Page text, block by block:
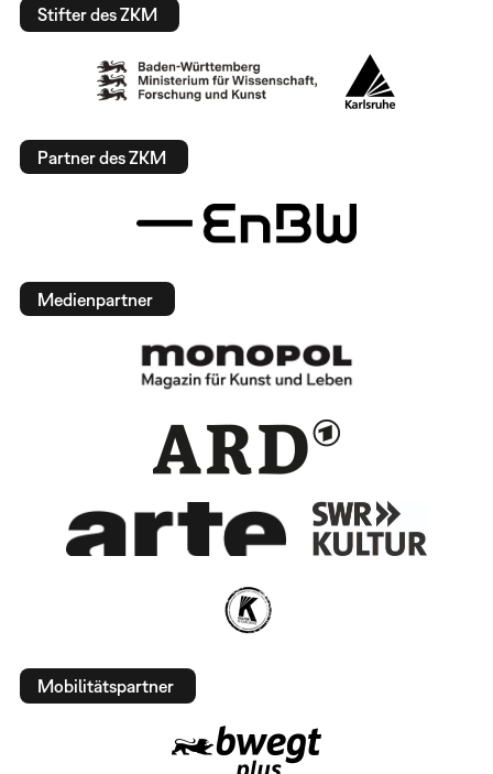
Stifter des ZKM
Partner des ZKM
Medienpartner
Mobilitätspartner